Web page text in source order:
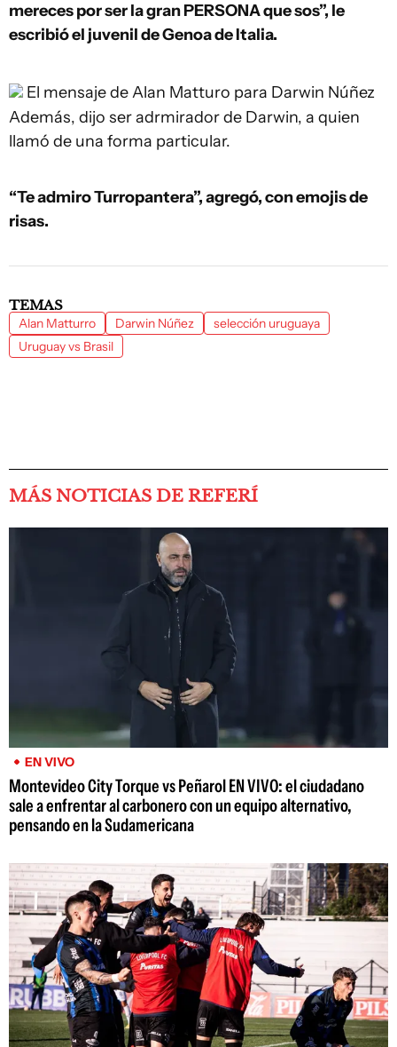
mereces por ser la gran PERSONA que sos”, le
escribió el juvenil de Genoa de Italia.
El mensaje de Alan Matturo para Darwin Núñez
Además, dijo ser adrmirador de Darwin, a quien
llamó de una forma particular.
“Te admiro Turropantera”, agregó, con emojis de
risas.
TEMAS
Alan Matturro Darwin Núñez
selección uruguaya
Uruguay vs Brasil
MÁS NOTICIAS DE REFERÍ
EN VIVO
Montevideo City Torque vs Peñarol EN VIVO: el ciudadano
sale a enfrentar al carbonero con un equipo alternativo,
pensando en la Sudamericana